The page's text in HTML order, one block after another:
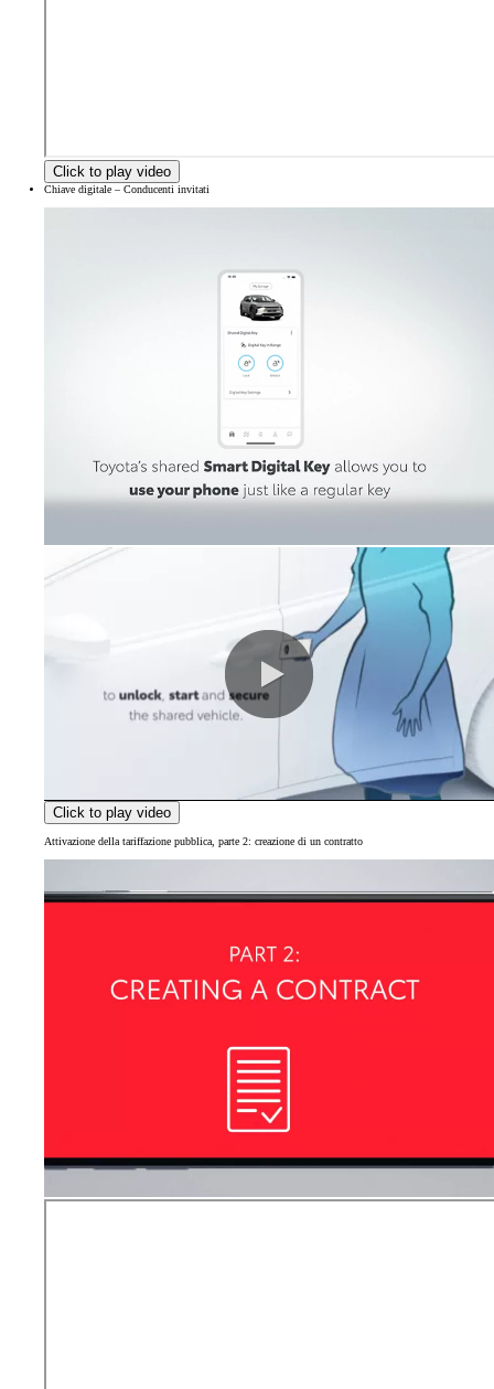
Click to play video
Chiave digitale – Conducenti invitati
Click to play video
Attivazione della tariffazione pubblica, parte 2: creazione di un contratto